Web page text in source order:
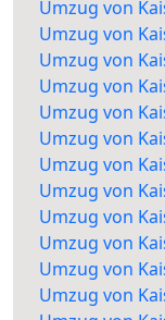
Umzug von
Umzug von
Umzug von
Umzug von
Umzug von
Umzug von
Umzug von
Umzug von
Umzug von
Umzug von
Umzug von
Umzug von